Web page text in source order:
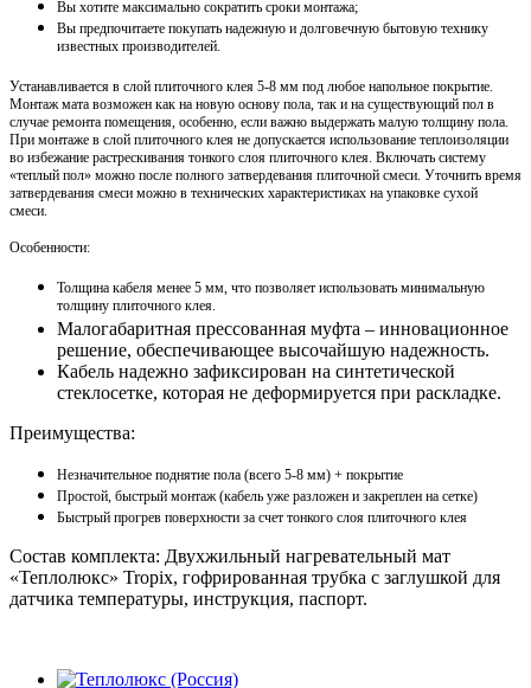
Вы хотите максимально сократить сроки монтажа;
Вы предпочитаете покупать надежную и долговечную бытовую технику
известных производителей.
Устанавливается в слой плиточного клея 5-8 мм под любое напольное покрытие.
Монтаж мата возможен как на новую основу пола, так и на существующий пол в
случае ремонта помещения, особенно, если важно выдержать малую толщину пола.
При монтаже в слой плиточного клея не допускается использование теплоизоляции
во избежание растрескивания тонкого слоя плиточного клея. Включать систему
«теплый пол» можно после полного затвердевания плиточной смеси. Уточнить время
затвердевания смеси можно в технических характеристиках на упаковке сухой
смеси.
Особенности:
Толщина кабеля менее 5 мм, что позволяет использовать минимальную
толщину плиточного клея.
Малогабаритная прессованная муфта – инновационное
решение, обеспечивающее высочайшую надежность.
Кабель надежно зафиксирован на синтетической
стеклосетке, которая не деформируется при раскладке.
Преимущества:
Незначительное поднятие пола (всего 5-8 мм) + покрытие
Простой, быстрый монтаж (кабель уже разложен и закреплен на сетке)
Быстрый прогрев поверхности за счет тонкого слоя плиточного клея
Состав комплекта: Двухжильный нагревательный мат
«Теплолюкс» Tropix, гофрированная трубка с заглушкой для
датчика температуры, инструкция, паспорт.